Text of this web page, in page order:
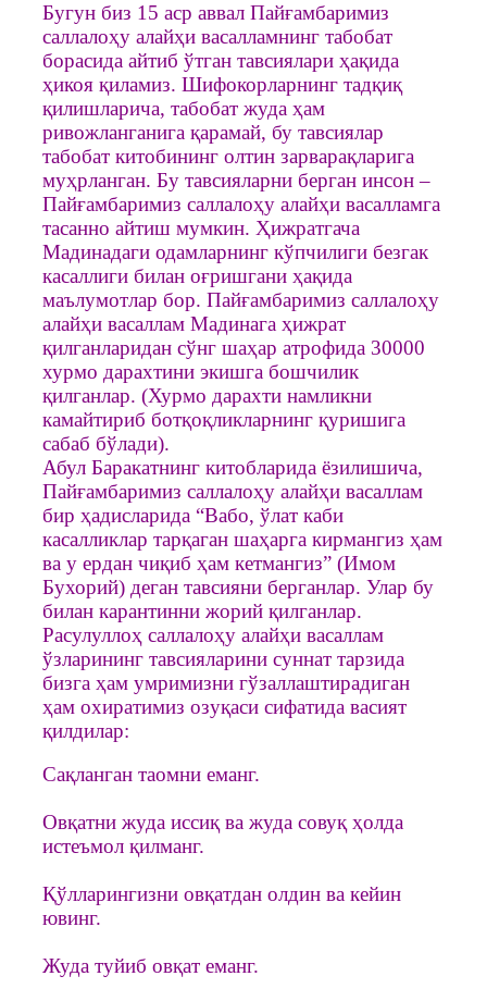
Бугун биз 15 аср аввал Пайғамбаримиз
саллалоҳу алайҳи васалламнинг табобат
борасида айтиб ўтган тавсиялари ҳақида
ҳикоя қиламиз. Шифокорларнинг тадқиқ
қилишларича, табобат жуда ҳам
ривожланганига қарамай, бу тавсиялар
табобат китобининг олтин зарварақларига
муҳрланган. Бу тавсияларни берган инсон –
Пайғамбаримиз саллалоҳу алайҳи васалламга
тасанно айтиш мумкин. Ҳижратгача
Мадинадаги одамларнинг кўпчилиги безгак
касаллиги билан оғришгани ҳақида
маълумотлар бор. Пайғамбаримиз саллалоҳу
алайҳи васаллам Мадинага ҳижрат
қилганларидан сўнг шаҳар атрофида 30000
хурмо дарахтини экишга бошчилик
қилганлар. (Хурмо дарахти намликни
камайтириб ботқоқликларнинг қуришига
сабаб бўлади).
Абул Баракатнинг китобларида ёзилишича,
Пайғамбаримиз саллалоҳу алайҳи васаллам
бир ҳадисларида “Вабо, ўлат каби
касалликлар тарқаган шаҳарга кирмангиз ҳам
ва у ердан чиқиб ҳам кетмангиз” (Имом
Бухорий) деган тавсияни берганлар. Улар бу
билан карантинни жорий қилганлар.
Расулуллоҳ саллалоҳу алайҳи васаллам
ўзларининг тавсияларини суннат тарзида
бизга ҳам умримизни гўзаллаштирадиган
ҳам охиратимиз озуқаси сифатида васият
қилдилар:
Сақланган таомни еманг.
Овқатни жуда иссиқ ва жуда совуқ ҳолда
истеъмол қилманг.
Қўлларингизни овқатдан олдин ва кейин
ювинг.
Жуда туйиб овқат еманг.